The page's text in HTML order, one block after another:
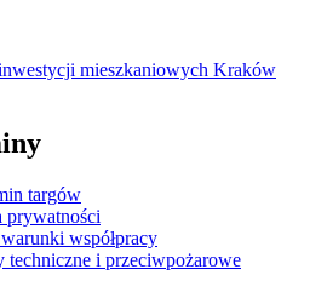
mieszkaniowych Kraków
targów
prywatności
współpracy
techniczne i przeciwpożarowe